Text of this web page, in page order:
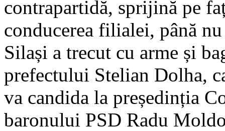
contrapartidă, sprijină pe
conducerea filialei, până
Silași a trecut cu arme și
prefectului Stelian Dolha,
va candida la președinția
baronului PSD Radu